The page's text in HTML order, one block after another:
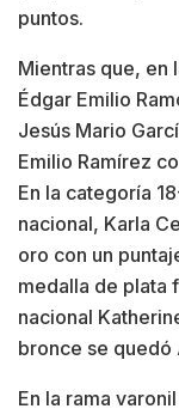
puntos.
Mientras que, en
Édgar Emilio
Jesús Mario
Emilio Ramírez
En la categoría
nacional, Karla
oro con un
medalla de plata
nacional
bronce se quedó
En la rama